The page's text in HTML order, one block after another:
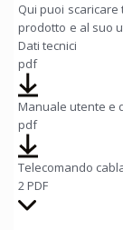
Qui puoi
prodotto e al suo
Dati tecnici
pdf
Manuale utente e
pdf
Telecomando
2 PDF